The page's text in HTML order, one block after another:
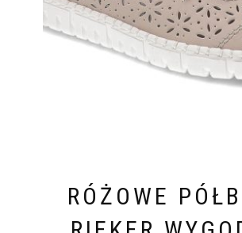
RÓŻOWE